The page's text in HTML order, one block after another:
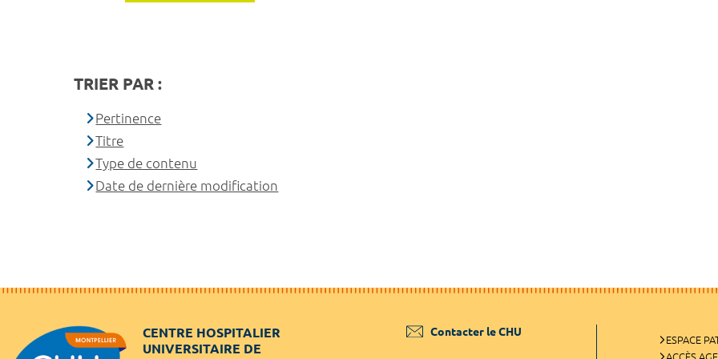
TRIER PAR :
Pertinence
Titre
Type de contenu
Date de dernière modification
CENTRE HOSPITALIER
UNIVERSITAIRE DE
Contacter le CHU
ESPACE
ACCÈS